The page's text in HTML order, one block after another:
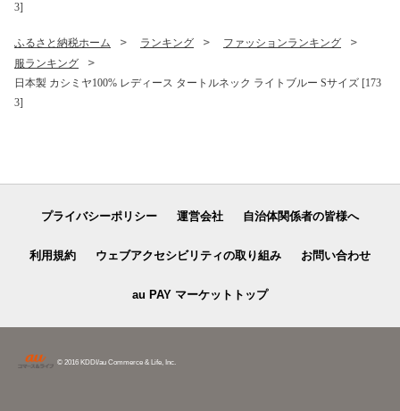
3]
ふるさと納税ホーム ランキング
ファッションランキング
服ランキング
日本製 カシミヤ100% レディース タートルネック ライトブルー Sサイズ [173
3]
プライバシーポリシー 運営会社 自治体関係者の皆様へ
利用規約 ウェブアクセシビリティの取り組み お問い合わせ
au PAY マーケットトップ
© 2016 KDDI/au Commerce & Life, Inc.